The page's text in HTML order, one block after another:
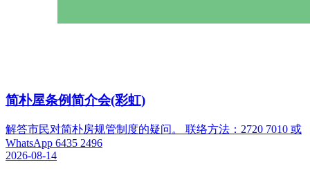
简朴屋条例简介会(彩虹)
解答市民对简朴房规管制度的疑问。 联络方法：2720 7010 或
WhatsApp 6435 2496
2026-08-14